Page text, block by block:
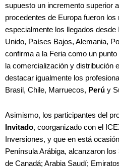
supuesto un incremento superior
procedentes de Europa fueron
especialmente los llegados
Unido, Países Bajos, Alemania,
confirma a la Feria como un
la comercialización y distribución
destacar igualmente los
Brasil, Chile, Marruecos, Perú y
Asimismo, los participantes del
Invitado, coorganizado con el
Inversiones, y que en está
Península Arábiga, alcanzaron
de Canadá; Arabia Saudí;